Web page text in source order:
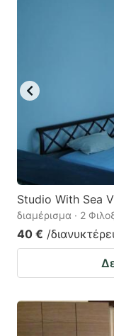
Studio With Sea
διαμέρισμα · 2
40 € /